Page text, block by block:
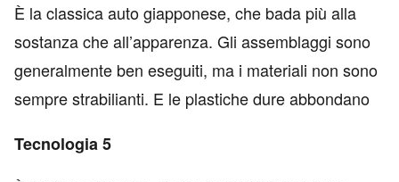
È la classica auto giapponese, che bada più alla
sostanza che all’apparenza. Gli assemblaggi sono
generalmente ben eseguiti, ma i materiali non sono
sempre strabilianti. E le plastiche dure abbondano
Tecnologia 5